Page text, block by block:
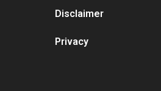
Disclaimer
Privacy